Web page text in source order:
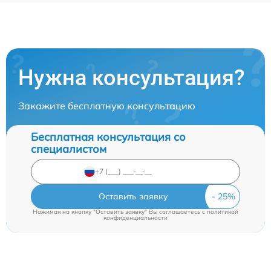
Нужна консультация?
Закажите бесплатную консультацию
Бесплатная консультация со
специалистом
Оставить заявку
Нажимая на кнопку "Оставить заявку" Вы соглашаетесь cполитикой
конфиденциальности